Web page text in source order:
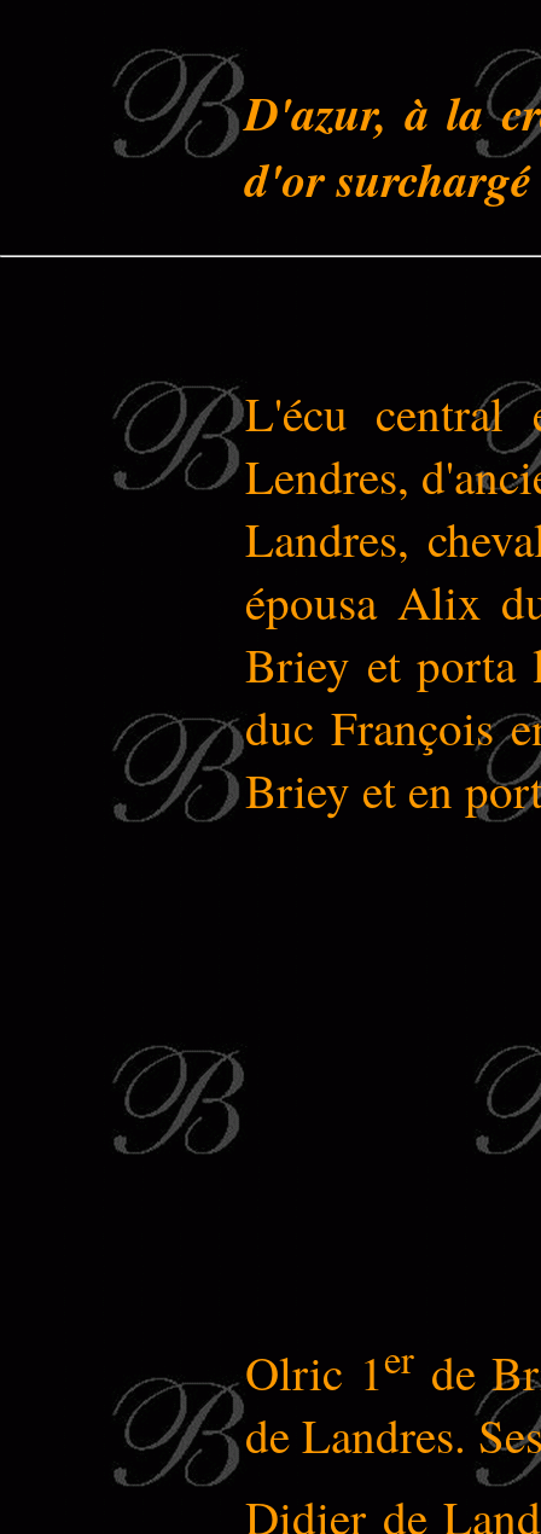
D'azur, à la
d'or surchargé
L'écu central
Lendres,
Landres,
épousa Alix
Briey et porta
duc François
Briey et en
Olric 1erde
de Landres.
Didier de